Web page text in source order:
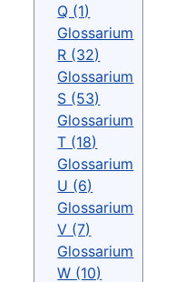
Q (1)
Glossarium
R (32)
Glossarium
S (53)
Glossarium
T (18)
Glossarium
U (6)
Glossarium
V (7)
Glossarium
W (10)